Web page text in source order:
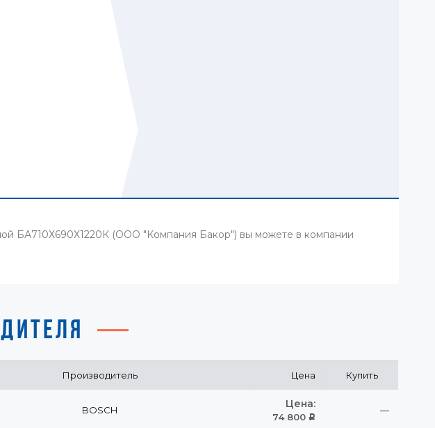
БА710Х690Х1220К (ООО "Компания Бакор") вы можете в компании
Производитель Цена Купить
BOSCH Цена:
74 800 Р
—